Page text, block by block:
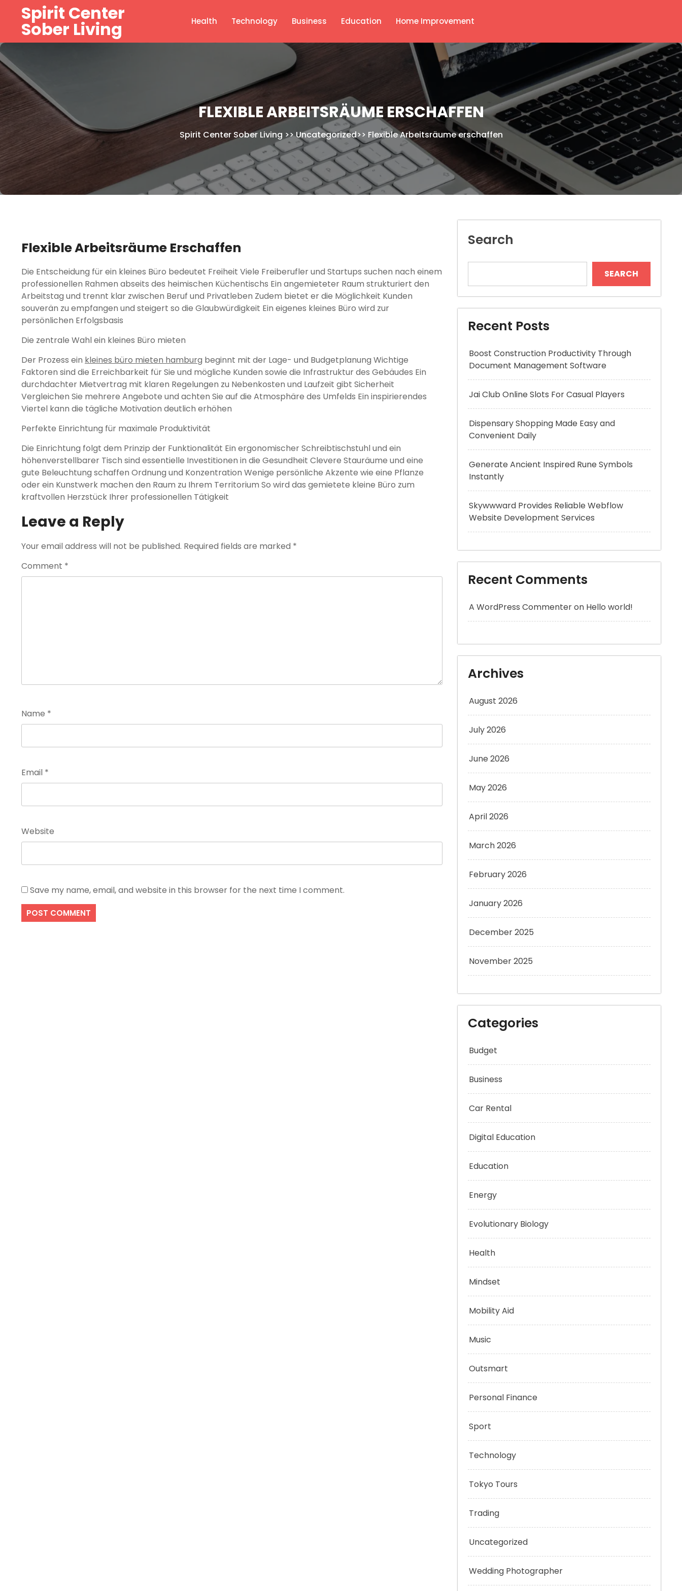
content
Spirit Center
Sober Living Health Technology Business Education Home Improvement
FLEXIBLE ARBEITSRÄUME ERSCHAFFEN
Spirit Center Sober Living >>Uncategorized>> Flexible Arbeitsräume erschaffen
Flexible Arbeitsräume Erschaffen
Die Entscheidung für ein kleines Büro bedeutet Freiheit Viele Freiberufler und Startups suchen nach einem
professionellen Rahmen abseits des heimischen Küchentischs Ein angemieteter Raum strukturiert den
Arbeitstag und trennt klar zwischen Beruf und Privatleben Zudem bietet er die Möglichkeit Kunden
souverän zu empfangen und steigert so die Glaubwürdigkeit Ein eigenes kleines Büro wird zur
persönlichen Erfolgsbasis
Die zentrale Wahl ein kleines Büro mieten
Der Prozess ein kleines büro mieten hamburg beginnt mit der Lage- und Budgetplanung Wichtige
Faktoren sind die Erreichbarkeit für Sie und mögliche Kunden sowie die Infrastruktur des Gebäudes Ein
durchdachter Mietvertrag mit klaren Regelungen zu Nebenkosten und Laufzeit gibt Sicherheit
Vergleichen Sie mehrere Angebote und achten Sie auf die Atmosphäre des Umfelds Ein inspirierendes
Viertel kann die tägliche Motivation deutlich erhöhen
Perfekte Einrichtung für maximale Produktivität
Die Einrichtung folgt dem Prinzip der Funktionalität Ein ergonomischer Schreibtischstuhl und ein
höhenverstellbarer Tisch sind essentielle Investitionen in die Gesundheit Clevere Stauräume und eine
gute Beleuchtung schaffen Ordnung und Konzentration Wenige persönliche Akzente wie eine Pflanze
oder ein Kunstwerk machen den Raum zu Ihrem Territorium So wird das gemietete kleine Büro zum
kraftvollen Herzstück Ihrer professionellen Tätigkeit
Leave a Reply
Your email address will not be published. Required fields are marked *
Comment *
Name *
Email *
Website
Save my name, email, and website in this browser for the next time I comment.
Search
SEARCH
Recent Posts
Boost Construction Productivity Through
Document Management Software
Jai Club Online Slots For Casual Players
Dispensary Shopping Made Easy and
Convenient Daily
Generate Ancient Inspired Rune Symbols
Instantly
Skywwward Provides Reliable Webflow
Website Development Services
Recent Comments
A WordPress Commenteron Hello world!
Archives
August 2026
July 2026
June 2026
May 2026
April 2026
March 2026
February 2026
January 2026
December 2025
November 2025
Categories
Budget
Business
Car Rental
Digital Education
Education
Energy
Evolutionary Biology
Health
Mindset
Mobility Aid
Music
Outsmart
Personal Finance
Sport
Technology
Tokyo Tours
Trading
Uncategorized
Wedding Photographer